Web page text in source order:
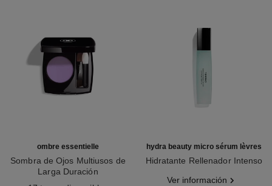
ombre essentielle
Sombra de Ojos Multiusos de
Larga Duración
hydra beauty micro sérum lèvres
Hidratante Rellenador Intenso
Ver información